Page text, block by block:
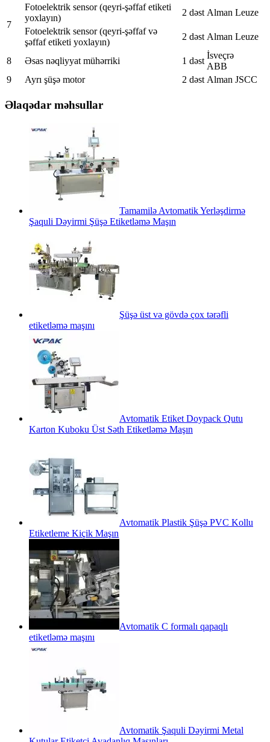
7
Fotoelektrik sensor (qeyri-şəffaf etiketi
yoxlayın)
2 dəst Alman Leuze
Fotoelektrik sensor (qeyri-şəffaf və
şəffaf etiketi yoxlayın)
2 dəst Alman Leuze
8 Əsas nəqliyyat mühərriki 1 dəst
İsveçrə
ABB
9
Ayrı şüşə motor 2 dəst Alman JSCC
Əlaqədar məhsullar
Tamamilə Avtomatik Yerləşdirmə
Şaquli Dəyirmi Şüşə Etiketləmə Maşın
Şüşə üst və gövdə çox tərəfli
etiketləmə maşını
Avtomatik Etiket Doypack Qutu
Karton Kuboku Üst Səth Etiketləmə Maşın
Avtomatik Plastik Şüşə PVC Kollu
Etiketleme Kiçik Maşın
Avtomatik C formalı qapaqlı
etiketləmə maşını
Avtomatik Şaquli Dəyirmi Metal